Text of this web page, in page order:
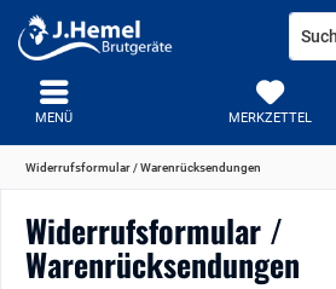
MERKZETTEL
MENÜ
Widerrufsformular / Warenrücksendungen
Widerrufsformular /
Warenrücksendungen